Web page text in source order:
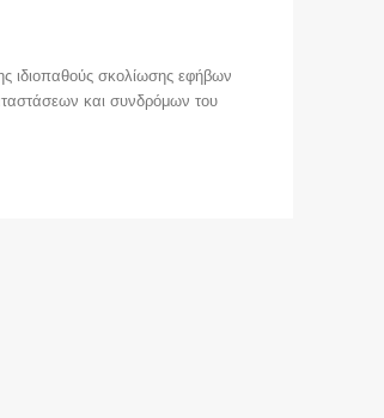
ιδιοπαθούς σκολίωσης εφήβων
και συνδρόμων του